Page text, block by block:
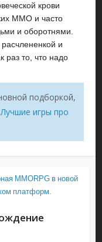
крови
MMO и часто
и оборотнями.
и
раз то, что надо
подборкой,
Лучшие игры про
MMORPG в новой
платформ.